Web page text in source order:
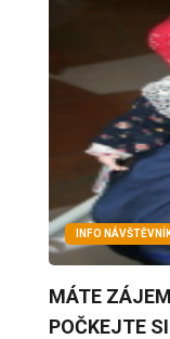
INFO
MÁTE
POČKEJTE